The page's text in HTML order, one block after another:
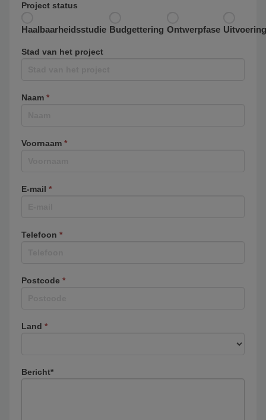
Project status
Haalbaarheidsstudie Budgettering Ontwerpfase
Stad van het project
Naam *
Voornaam *
E-mail *
Telefoon *
Postcode *
Land *
Bericht*